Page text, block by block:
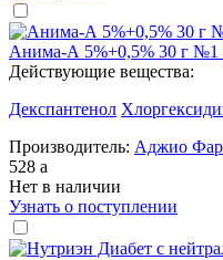
Анима-А 5%+0,5% 30 г №1
Действующие вещества:
Декспантенол
Производитель: Аджио
528 a
Нет в наличии
Узнать о поступлении